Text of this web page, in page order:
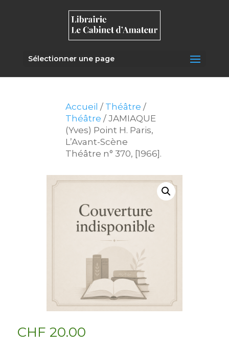
Sélectionner une page
Accueil / Théâtre /
Théâtre / JAMIAQUE
(Yves) Point H. Paris,
L’Avant-Scène
Théâtre n° 370, [1966].
CHF 20.00